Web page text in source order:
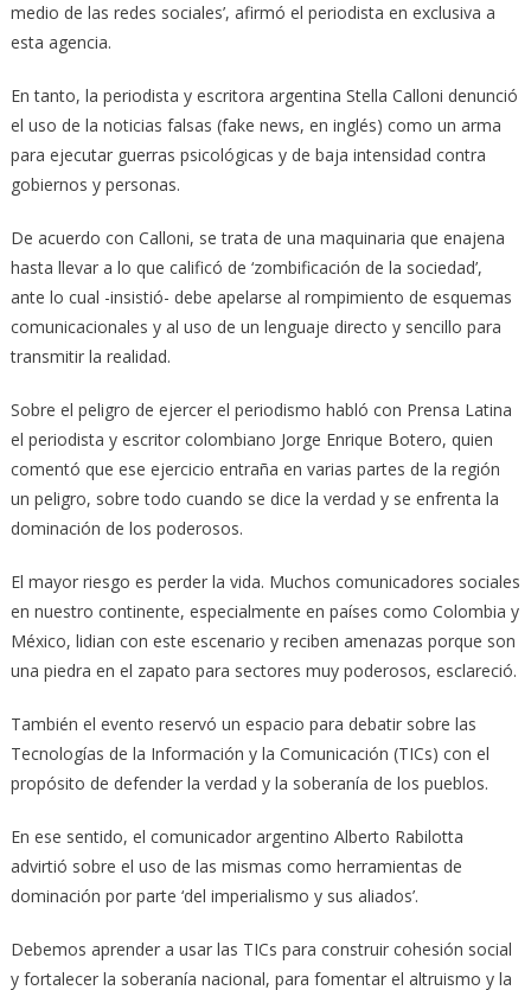
medio de las redes sociales’, afirmó el periodista en exclusiva a
esta agencia.
En tanto, la periodista y escritora argentina Stella Calloni denunció
el uso de la noticias falsas (fake news, en inglés) como un arma
para ejecutar guerras psicológicas y de baja intensidad contra
gobiernos y personas.
De acuerdo con Calloni, se trata de una maquinaria que enajena
hasta llevar a lo que calificó de ‘zombificación de la sociedad’,
ante lo cual -insistió- debe apelarse al rompimiento de esquemas
comunicacionales y al uso de un lenguaje directo y sencillo para
transmitir la realidad.
Sobre el peligro de ejercer el periodismo habló con Prensa Latina
el periodista y escritor colombiano Jorge Enrique Botero, quien
comentó que ese ejercicio entraña en varias partes de la región
un peligro, sobre todo cuando se dice la verdad y se enfrenta la
dominación de los poderosos.
El mayor riesgo es perder la vida. Muchos comunicadores sociales
en nuestro continente, especialmente en países como Colombia y
México, lidian con este escenario y reciben amenazas porque son
una piedra en el zapato para sectores muy poderosos, esclareció.
También el evento reservó un espacio para debatir sobre las
Tecnologías de la Información y la Comunicación (TICs) con el
propósito de defender la verdad y la soberanía de los pueblos.
En ese sentido, el comunicador argentino Alberto Rabilotta
advirtió sobre el uso de las mismas como herramientas de
dominación por parte ‘del imperialismo y sus aliados’.
Debemos aprender a usar las TICs para construir cohesión social
y fortalecer la soberanía nacional, para fomentar el altruismo y la